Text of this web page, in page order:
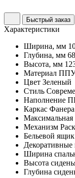
Быстрый заказ
Характеристики
Ширина, мм
Глубина, мм
Высота, мм
Материал ППУ
Цвет Зеленый
Стиль
Наполнение
Каркас Фанера
Максимальная
Механизм
Бельевой ящик
Ширина
Высота
Глубина